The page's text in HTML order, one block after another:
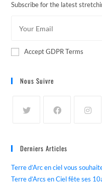
Subscribe for the latest
Accept GDPR Terms
Nous Suivre
Derniers Articles
Terre d’Arc en ciel vous
Terre d’Arcs en Ciel fête ses